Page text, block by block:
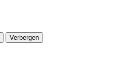
Verbergen